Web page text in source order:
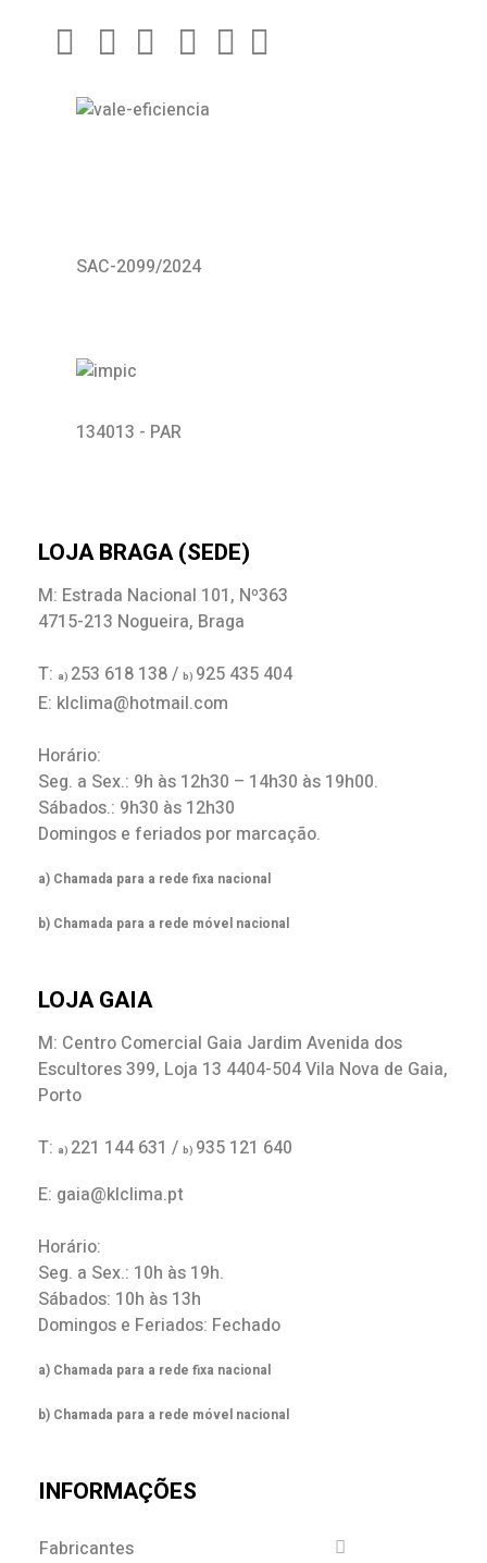
SAC-2099/2024
134013 - PAR
LOJA BRAGA (SEDE)
M: Estrada Nacional 101, Nº363
4715-213 Nogueira, Braga
T: a) 253 618 138 / b) 925 435 404
E: klclima@hotmail.com
Horário:
Seg. a Sex.: 9h às 12h30 – 14h30 às 19h00.
Sábados.: 9h30 às 12h30
Domingos e feriados por marcação.
a) Chamada para a rede fixa nacional
b) Chamada para a rede móvel nacional
LOJA GAIA
M: Centro Comercial Gaia Jardim Avenida dos
Escultores 399, Loja 13 4404-504 Vila Nova de Gaia,
Porto
T: a) 221 144 631 / b) 935 121 640
E: gaia@klclima.pt
Horário:
Seg. a Sex.: 10h às 19h.
Sábados: 10h às 13h
Domingos e Feriados: Fechado
a) Chamada para a rede fixa nacional
b) Chamada para a rede móvel nacional
INFORMAÇÕES
Fabricantes